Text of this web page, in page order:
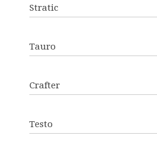
Stratic
Tauro
Crafter
Testo